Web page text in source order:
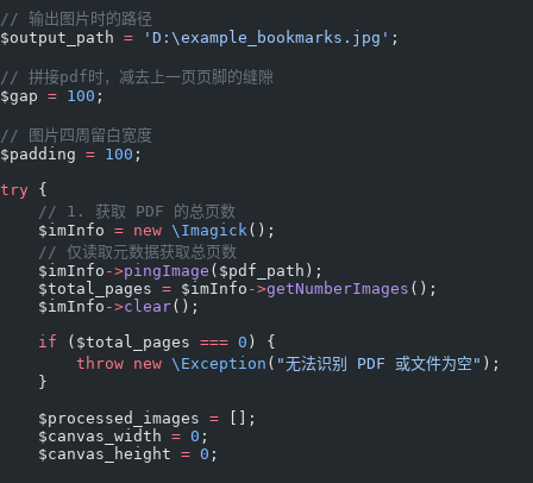
// 输出图片时的路径
$output_path = 'D:\example_bookmarks.jpg' ;
// 拼接pdf时，减去上一页页脚的缝隙
$gap = 100 ;
// 图片四周留白宽度
$padding = 100 ;
try {
    // 1. 获取 PDF 的总页数
    $imInfo
= new \Imagick();
    // 仅读取元数据获取总页数
    $imInfo
->pingImage ($pdf_path);
    $total_pages
= $imInfo ->getNumberImages ();
    $imInfo
->clear();
    if
($total_pages === 0 ) {
        throw
new \Exception ( "无法识别 PDF 或文件为空" );
    }
    $processed_images
= [];
    $canvas_width
= 0 ;
    $canvas_height
= 0 ;